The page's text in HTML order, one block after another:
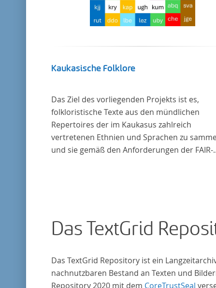
Kaukasische Folklore
Das Ziel des vorliegenden Projekts ist es,
folkloristische Texte aus den mündlichen
Repertoires der im Kaukasus zahlreich
vertretenen Ethnien und Sprachen zu
und sie gemäß den Anforderungen der FAIR-
Das TextGrid
Das TextGrid Repository ist ein
nachnutzbaren Bestand an Texten und
Repository 2020 mit dem CoreTrustSeal